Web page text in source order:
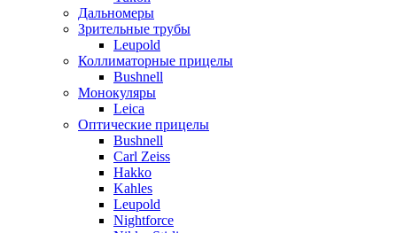
Дальномеры
Зрительные трубы
Leupold
Коллиматорные прицелы
Bushnell
Монокуляры
Leica
Оптические прицелы
Bushnell
Carl Zeiss
Hakko
Kahles
Leupold
Nightforce